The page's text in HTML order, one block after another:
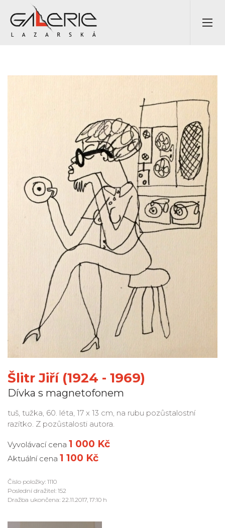
Šlitr Jiří (1924 - 1969)
Dívka s magnetofonem
tuš, tužka, 60. léta, 17 x 13 cm, na rubu pozůstalostní
razítko. Z pozůstalosti autora.
Vyvolávací cena 1 000 Kč
Aktuální cena 1 100 Kč
Číslo položky: 1110
Poslední dražitel: 152
Dražba ukončena: 22.11.2017, 17:10 h